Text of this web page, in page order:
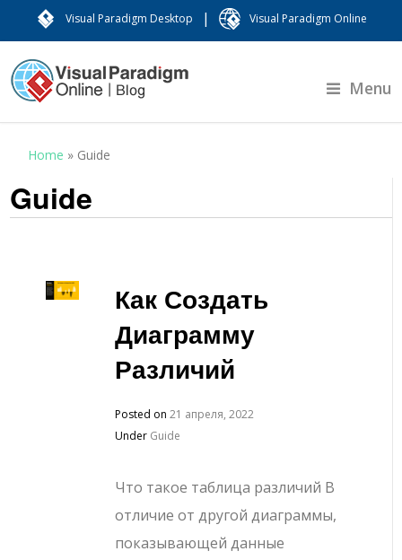
Visual Paradigm Desktop | Visual Paradigm Online
Menu
Home » Guide
Guide
Как Создать
Диаграмму
Различий
Posted on21 апреля, 2022
Under Guide
Что такое таблица различий В
отличие от другой диаграммы,
показывающей данные